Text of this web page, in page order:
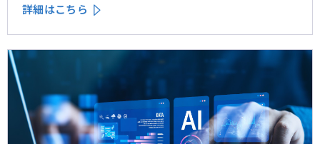
詳細はこちら